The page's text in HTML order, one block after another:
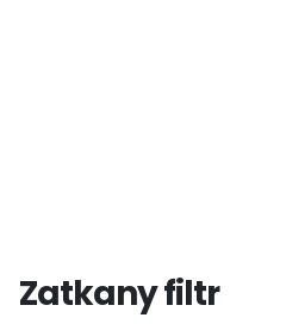
Zatkany filtr